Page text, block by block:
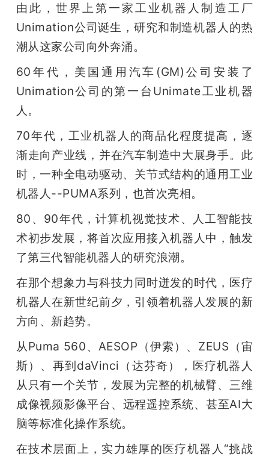
搞
由此，世界上第一家工业机器人制造工厂
Unimation公司诞生，研究和制造机器人的热
潮从这家公司向外奔涌。
60年代，美国通用汽车(GM)公司安装了
Unimation公司的第一台Unimate工业机器
人。
70年代，工业机器人的商品化程度提高，逐
渐走向产业线，并在汽车制造中大展身手。此
时，一种全电动驱动、关节式结构的通用工业
机器人--PUMA系列，也首次亮相。
80、90年代，计算机视觉技术、人工智能技
术初步发展，将首次应用接入机器人中，触发
了第三代智能机器人的研究浪潮。
在那个想象力与科技力同时迸发的时代，医疗
机器人在新世纪前夕，引领着机器人发展的新
方向、新趋势。
从Puma 560、AESOP（伊索）、ZEUS（宙
斯）、再到daVinci（达芬奇），医疗机器人
从只有一个关节，发展为完整的机械臂、三维
成像视频影像平台、远程遥控系统、甚至AI大
脑等标准化操作系统。
在技术层面上，实力雄厚的医疗机器人“挑战